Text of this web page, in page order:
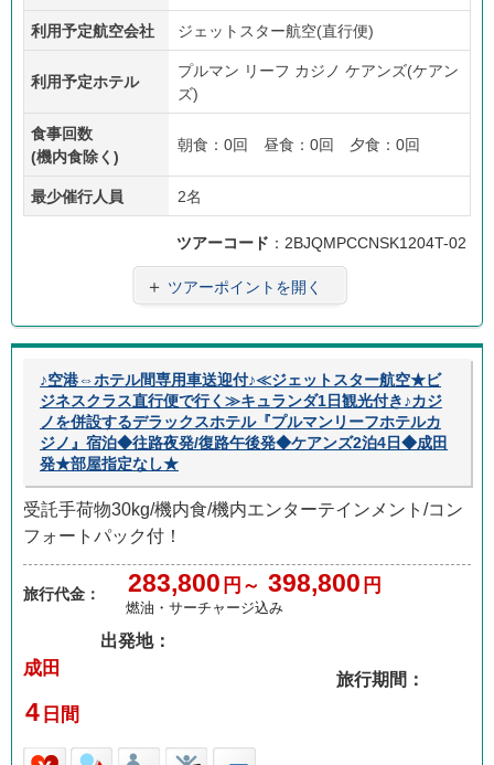
あり
ラン
利用予定航空会社 ジェットスター航空(直行便)
利用予定ホテル
プルマン リーフ カジノ ケアンズ(ケアン
ズ)
食事回数
(機内食除く)
朝食：0回 昼食：0回 夕食：0回
最少催行人員 2名
ツアーコード ：2BJQMPCCNSK1204T-02
＋ ツアーポイントを開く
♪空港⇔ホテル間専用車送迎付♪≪ジェットスター航空★ビ
ジネスクラス直行便で行く≫キュランダ1日観光付き♪カジ
ノを併設するデラックスホテル『プルマンリーフホテルカ
ジノ』宿泊◆往路夜発/復路午後発◆ケアンズ2泊4日◆成田
発★部屋指定なし★
受託手荷物30kg/機内食/機内エンターテインメント/コン
フォートパック付！
旅行代金： 283,800 円～ 398,800 円
燃油・サーチャージ込み
出発地：
成田
旅行期間：
4 日間